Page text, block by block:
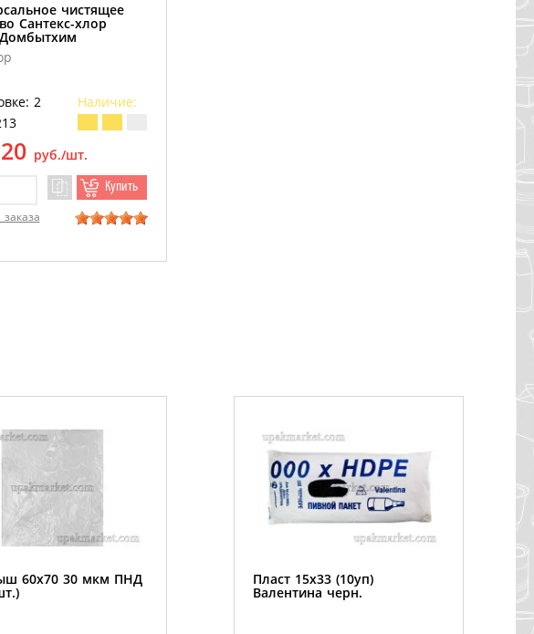
чистящее
Сантекс-хлор
Домбытхим
2
Наличие:
руб./шт.
Купить
60х70 30 мкм ПНД Пласт 15х33 (10уп)
Валентина черн.